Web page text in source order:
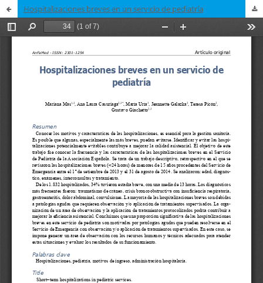
Hospitalizaciones breves en un servicio de pediatría